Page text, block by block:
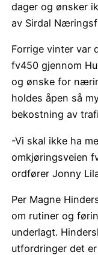
dager og ønsker
av Sirdal
Forrige vinter var
fv450 gjennom
og ønske for
holdes åpen så
bekostning av
-Vi skal ikke ha
omkjøringsveien
ordfører Jonny
Per Magne
om rutiner og
underlagt.
utfordringer det